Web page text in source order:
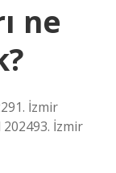
ne
İzmir
202493. İzmir